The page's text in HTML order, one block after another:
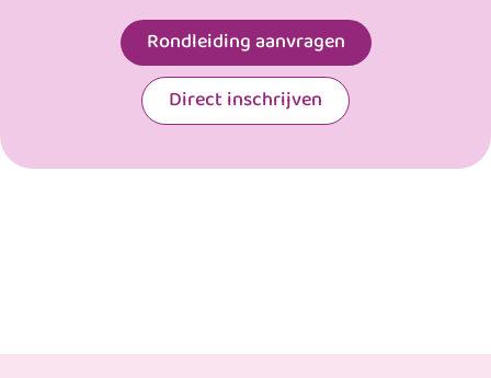
Rondleiding aanvragen
Direct inschrijven